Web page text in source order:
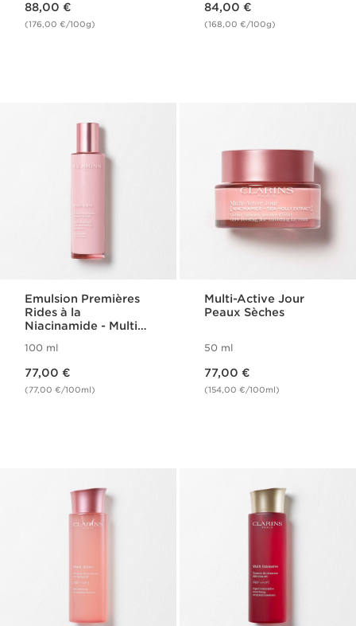
88,00 €
(176,00 €/100g)
84,00 €
(168,00 €/100g)
Emulsion Premières
Rides à la
Niacinamide - Multi-
100 ml
77,00 €
(77,00 €/100ml)
Multi-Active Jour
Peaux Sèches
50 ml
77,00 €
(154,00 €/100ml)